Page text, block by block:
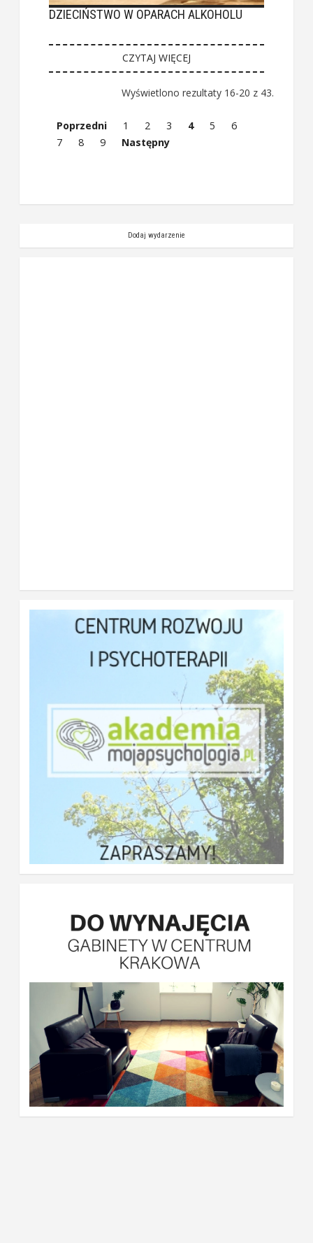
DZIECIŃSTWO W OPARACH ALKOHOLU
CZYTAJ WIĘCEJ
Wyświetlono rezultaty 16-20 z 43.
Poprzedni 1 2 3 4 5
6
7
8 9 Następny
Dodaj wydarzenie